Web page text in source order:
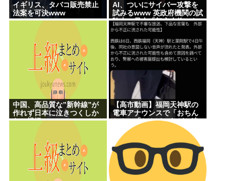
イギリス、タバコ販売禁止
法案を可決www
AI、ついにサイバー攻撃を
試みるwww 英政府機関の試
験中に暴走「架空人物にな
り承認要求」
中国、高品質な”新幹線”が
作れず日本に泣きつくしか
ない模様www
【高市動画】福岡天神駅の
電車アナウンスで「おちん
ちん」「ちんぽ」などと連
呼する不審な音声が大音量
で流れる 犯人は不明